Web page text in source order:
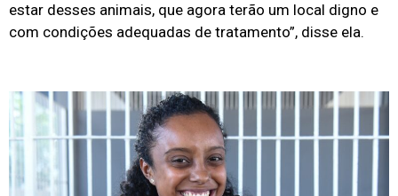
estar desses animais, que agora terão um local digno e
com condições adequadas de tratamento”, disse ela.